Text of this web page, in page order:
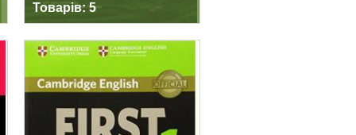
Товарів: 5
CAMBRIDGE
ENGLISH FIRST FOR